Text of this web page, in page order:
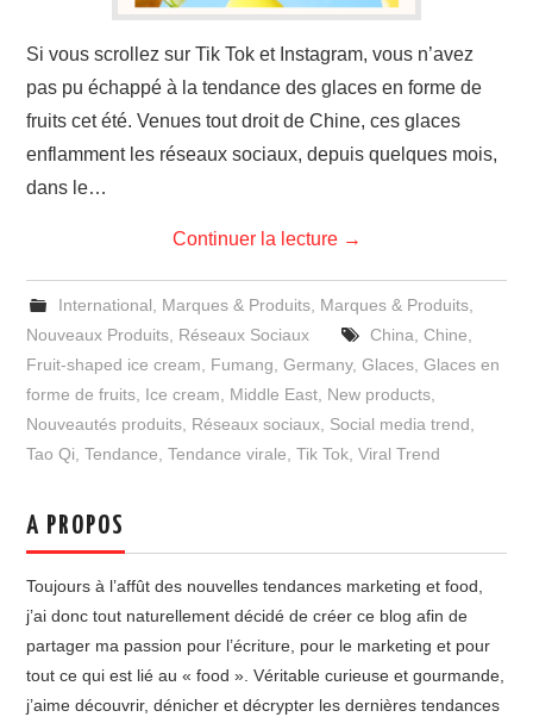
Si vous scrollez sur Tik Tok et Instagram, vous n’avez
pas pu échappé à la tendance des glaces en forme de
fruits cet été. Venues tout droit de Chine, ces glaces
enflamment les réseaux sociaux, depuis quelques mois,
dans le…
Continuer la lecture →
International Marques & Produits, Marques & Produits,
Nouveaux Produits Réseaux Sociaux China Chine
Fruit-shaped ice cream
Fumang ,Germany,Glaces ,Glaces en
forme de fruits Ice cream Middle East New products
Nouveautés produits Réseaux sociaux Social media trend
Tao Qi ,Tendance ,Tendance virale ,Tik Tok ,Viral Trend
A PROPOS
Toujours à l’affût des nouvelles tendances marketing et food,
j’ai donc tout naturellement décidé de créer ce blog afin de
partager ma passion pour l’écriture, pour le marketing et pour
tout ce qui est lié au « food ». Véritable curieuse et gourmande,
j’aime découvrir, dénicher et décrypter les dernières tendances